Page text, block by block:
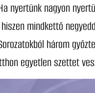
nyertünk nagyon
mindkettő
három
egyetlen szettet